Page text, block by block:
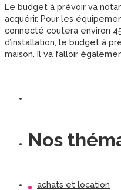
Le budget à prévoir va
acquérir. Pour les
connecté coutera environ
d’installation, le budget à
maison. Il va falloir
Nos
achats et location